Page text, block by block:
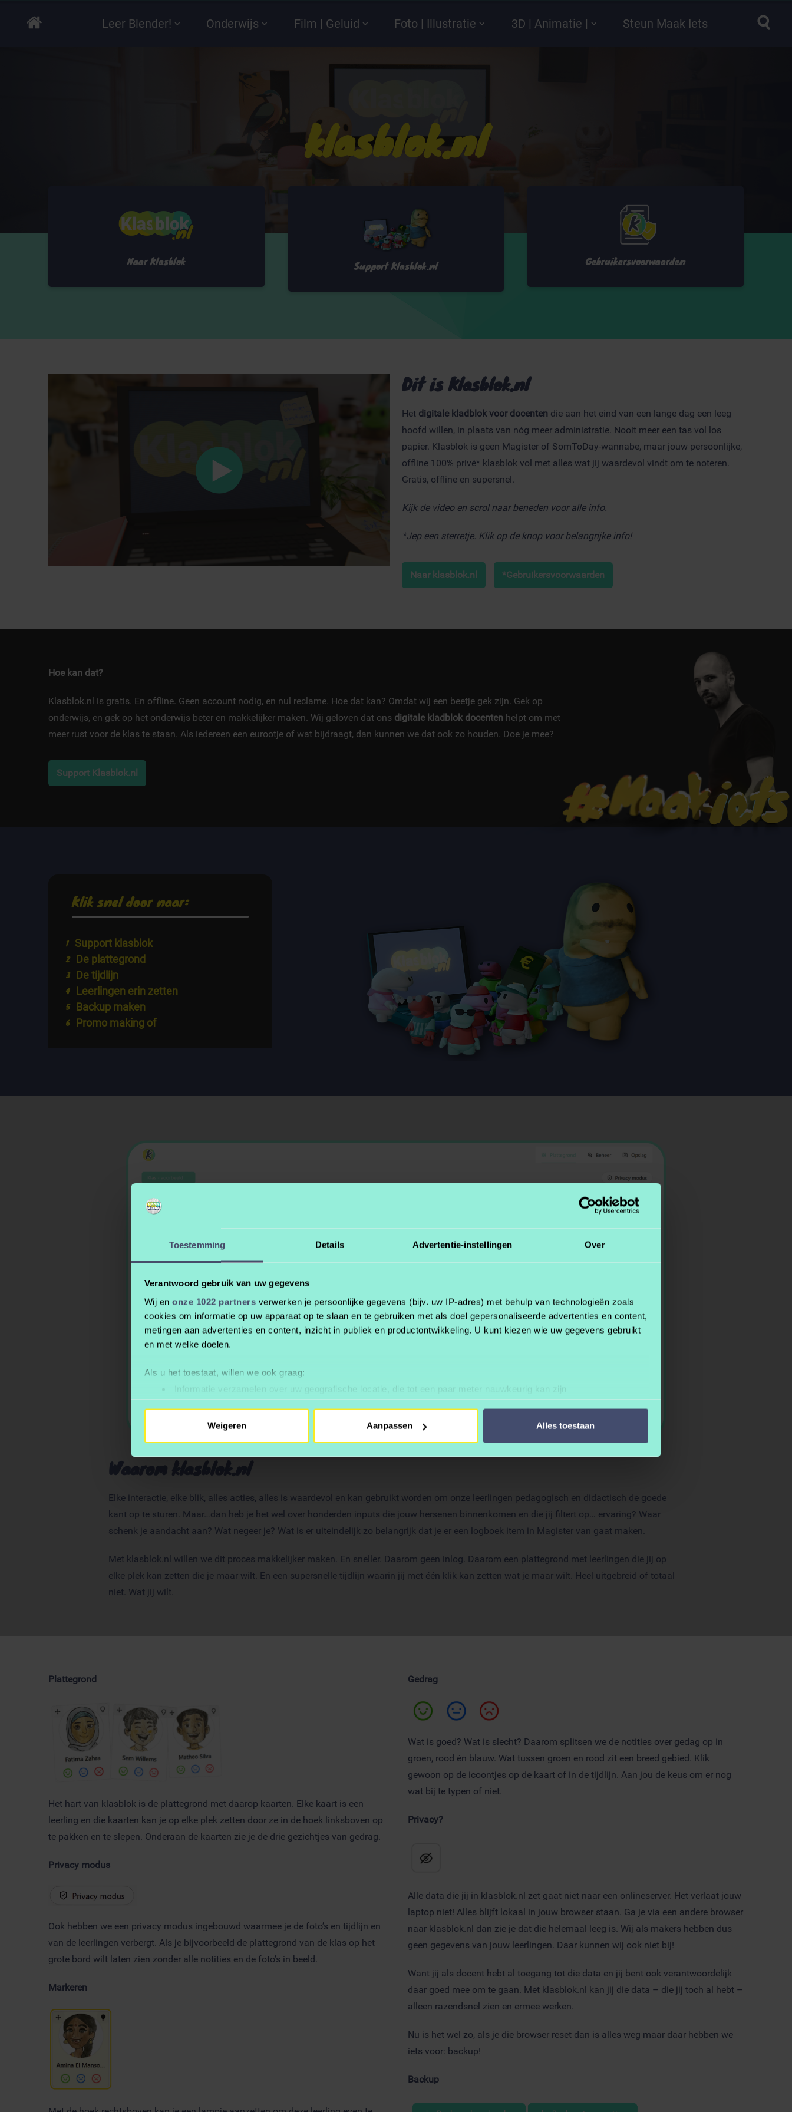
Toestemming Details Advertentie-instellingen Over
Verantwoord gebruik van uw gegevens
Wij en onze 1022 partners verwerken je persoonlijke gegevens (bijv. uw IP-adres) met behulp van technologieën zoals
cookies om informatie op uw apparaat op te slaan en te gebruiken met als doel gepersonaliseerde advertenties en content,
metingen aan advertenties en content, inzicht in publiek en productontwikkeling. U kunt kiezen wie uw gegevens gebruikt
en met welke doelen.
Als u het toestaat, willen we ook graag:
Informatie verzamelen over uw geografische locatie, die tot een paar meter nauwkeurig kan zijn
Uw apparaat identificeren door het actief te scannen op specifieke eigenschappen (fingerprinting)
toestemming op elk moment wijzigen of intrekken in de Cookieverklaring.
We gebruiken cookies om content en advertenties te personaliseren, om functies voor social media te bieden en om ons
websiteverkeer te analyseren. Ook delen we informatie over uw gebruik van onze site met onze partners voor social
verstrekt of die ze hebben verzameld op basis van uw gebruik van hun services.
Weigeren Aanpassen Alles toestaan
Leer Blender! Onderwijs Film | Geluid Foto | Illustratie 3D | Animatie | Steun Maak Iets
klasblok.nl
Naar Klasblok Support Klasblok.nl Gebruikersvoorwaarden
Dit is Klasblok.nl
Het digitale kladblok voor docenten die aan het eind van een lange dag een leeg
hoofd willen, in plaats van nóg meer administratie. Nooit meer een tas vol los
papier. Klasblok is geen Magister of SomToDay-wannabe, maar jouw persoonlijke,
offline 100% privé* klasblok vol met alles wat jij waardevol vindt om te noteren.
Gratis, offline en supersnel.
Kijk de video en scrol naar beneden voor alle info.
*Jep een sterretje. Klik op de knop voor belangrijke info!
Naar klasblok.nl *Gebruikersvoorwaarden
Hoe kan dat?
Klasblok.nl is gratis. En offline. Geen account nodig, en nul reclame. Hoe dat kan? Omdat wij een beetje gek zijn. Gek op
onderwijs, en gek op het onderwijs beter en makkelijker maken. Wij geloven dat ons digitale kladblok docenten helpt om met
meer rust voor de klas te staan. Als iedereen een eurootje of wat bijdraagt, dan kunnen we dat ook zo houden. Doe je mee?
Support Klasblok.nl
Klik snel door naar:
Support klasblok
De plattegrond
De tijdlijn
Leerlingen erin zetten
Backup maken
Promo making of
Waarom klasblok.nl
Elke interactie, elke blik, alles acties, alles is waardevol en kan gebruikt worden om onze leerlingen pedagogisch en didactisch de goede
kant op te sturen. Maar…dan heb je het wel over honderden inputs die jouw hersenen binnenkomen en die jij filtert op… ervaring? Waar
schenk je aandacht aan? Wat negeer je? Wat is er uiteindelijk zo belangrijk dat je er een logboek item in Magister van gaat maken.
Met klasblok.nl willen we dit proces makkelijker maken. En sneller. Daarom geen inlog. Daarom een plattegrond met leerlingen die jij op
elke plek kan zetten die je maar wilt. En een supersnelle tijdlijn waarin jij met één klik kan zetten wat je maar wilt. Heel uitgebreid of totaal
niet. Wat jij wilt.
Plattegrond
Het hart van klasblok is de plattegrond met daarop kaarten. Elke kaart is een
leerling en die kaarten kan je op elke plek zetten door ze in de hoek linksboven op
te pakken en te slepen. Onderaan de kaarten zie je de drie gezichtjes van gedrag.
Privacy modus
Ook hebben we een privacy modus ingebouwd waarmee je de foto’s en tijdlijn en
van de leerlingen verbergt. Als je bijvoorbeeld de plattegrond van de klas op het
grote bord wilt laten zien zonder alle notities en de foto’s in beeld.
Markeren
Gedrag
Wat is goed? Wat is slecht? Daarom splitsen we de notities over gedag op in
groen, rood én blauw. Wat tussen groen en rood zit een breed gebied. Klik
gewoon op de icoontjes op de kaart of in de tijdlijn. Aan jou de keus om er nog
wat bij te typen of niet.
Privacy?
Alle data die jij in klasblok.nl zet gaat niet naar een onlineserver. Het verlaat jouw
laptop niet! Alles blijft lokaal in jouw browser staan. Ga je via een andere browser
naar klasblok.nl dan zie je dat die helemaal leeg is. Wij als makers hebben dus
geen gegevens van jouw leerlingen. Daar kunnen wij ook niet bij!
Want jij als docent hebt al toegang tot die data en jij bent ook verantwoordelijk
daar goed mee om te gaan. Met klasblok.nl kan jij die data – die jij toch al hebt –
alleen razendsnel zien en ermee werken.
Nu is het wel zo, als je die browser reset dan is alles weg maar daar hebben we
iets voor: backup!
Backup